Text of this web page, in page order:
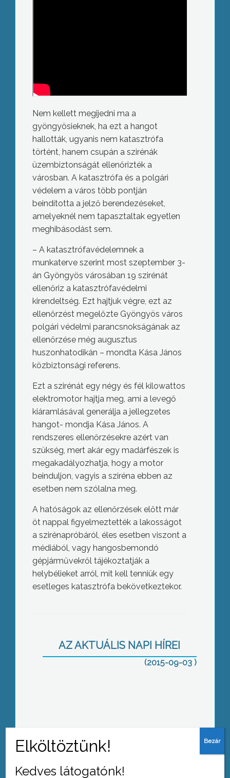
Nem kellett megijedni ma a
gyöngyösieknek, ha ezt a hangot
hallották, ugyanis nem katasztrófa
történt, hanem csupán a szirénák
üzembiztonságát ellenőrizték a
városban. A katasztrófa és a polgári
védelem a város több pontján
beindította a jelző berendezéseket,
amelyeknél nem tapasztaltak egyetlen
meghibásodást sem.
– A katasztrófavédelemnek a
munkaterve szerint most szeptember 3-
án Gyöngyös városában 19 szirénát
ellenőriz a katasztrófavédelmi
kirendeltség. Ezt hajtjuk végre, ezt az
ellenőrzést megelőzte Gyöngyös város
polgári védelmi parancsnokságának az
ellenőrzése még augusztus
huszonhatodikán – mondta Kása János
közbiztonsági referens.
Ezt a szirénát egy négy és fél kilowattos
elektromotor hajtja meg, ami a levegő
kiáramlásával generálja a jellegzetes
hangot- mondja Kása János. A
rendszeres ellenőrzésekre azért van
szükség, mert akár egy madárfészek is
megakadályozhatja, hogy a motor
beinduljon, vagyis a sziréna ebben az
esetben nem szólalna meg.
A hatóságok az ellenőrzések előtt már
öt nappal figyelmeztették a lakosságot
a szirénapróbáról, éles esetben viszont a
médiából, vagy hangosbemondó
gépjárművekről tájékoztatják a
helybélieket arról, mit kell tenniük egy
esetleges katasztrófa bekövetkeztekor.
AZ AKTUÁLIS NAPI HÍREI
(2015-09-03 )
Kedves látogatónk!